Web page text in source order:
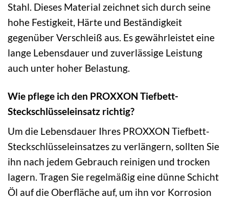
Stahl. Dieses Material zeichnet sich durch seine
hohe Festigkeit, Härte und Beständigkeit
gegenüber Verschleiß aus. Es gewährleistet eine
lange Lebensdauer und zuverlässige Leistung
auch unter hoher Belastung.
Wie pflege ich den PROXXON Tiefbett-
Steckschlüsseleinsatz richtig?
Um die Lebensdauer Ihres PROXXON Tiefbett-
Steckschlüsseleinsatzes zu verlängern, sollten Sie
ihn nach jedem Gebrauch reinigen und trocken
lagern. Tragen Sie regelmäßig eine dünne Schicht
Öl auf die Oberfläche auf, um ihn vor Korrosion